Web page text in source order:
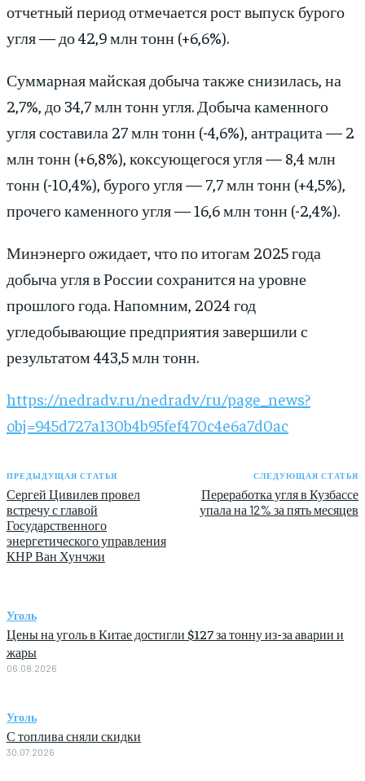
отчетный период отмечается рост выпуск бурого
угля — до 42,9 млн тонн (+6,6%).
Суммарная майская добыча также снизилась, на
2,7%, до 34,7 млн тонн угля. Добыча каменного
угля составила 27 млн тонн (-4,6%), антрацита — 2
млн тонн (+6,8%), коксующегося угля — 8,4 млн
тонн (-10,4%), бурого угля — 7,7 млн тонн (+4,5%),
прочего каменного угля — 16,6 млн тонн (-2,4%).
Минэнерго ожидает, что по итогам 2025 года
добыча угля в России сохранится на уровне
прошлого года. Напомним, 2024 год
угледобывающие предприятия завершили с
результатом 443,5 млн тонн.
https://nedradv.ru/nedradv/ru/page_news?
obj=945d727a130b4b95fef470c4e6a7d0ac
ПРЕДЫДУЩАЯ СТАТЬЯ
Сергей Цивилев провел
встречу с главой
Государственного
энергетического управления
КНР Ван Хунчжи
СЛЕДУЮЩАЯ СТАТЬЯ
Переработка угля в Кузбассе
упала на 12% за пять месяцев
Уголь
Цены на уголь в Китае достигли $127 за тонну из-за аварии и
жары
06.08.2026
Уголь
С топлива сняли скидки
30.07.2026